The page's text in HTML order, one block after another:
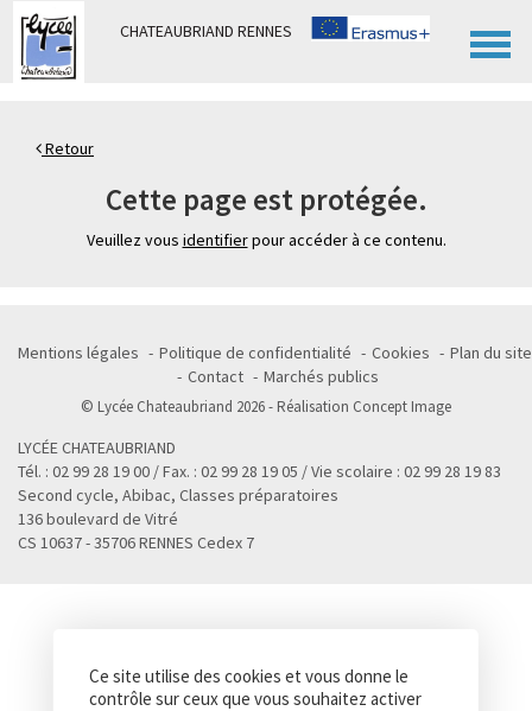
CHATEAUBRIAND RENNES
Retour
Cette page est protégée.
Veuillez vous identifierpour accéder à ce contenu.
Mentions légales Politique de confidentialité Cookies
Plan du site
Contact
Marchés publics
© Lycée Chateaubriand 2026 - Réalisation Concept Image
LYCÉE CHATEAUBRIAND
Tél. : 02 99 28 19 00 / Fax. : 02 99 28 19 05 / Vie scolaire : 02 99 28 19 83
Second cycle, Abibac, Classes préparatoires
136 boulevard de Vitré
CS 10637 - 35706 RENNES Cedex 7
Panneau de gestion des cookies
Ce site utilise des cookies et vous donne le
contrôle sur ceux que vous souhaitez activer